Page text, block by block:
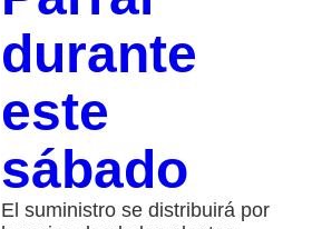
durante
este
sábado
El suministro se distribuirá por